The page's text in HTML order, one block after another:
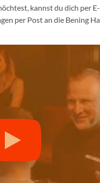
kannst du dich per
per Post an die Bening